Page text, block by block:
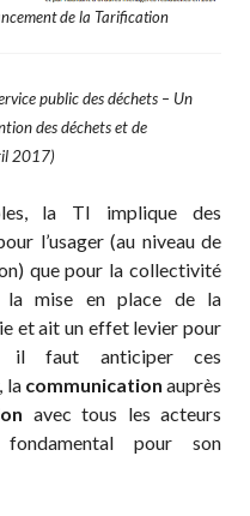
de la Tarification
public des déchets – Un
des déchets et de
2017)
la TI implique des
l’usager (au niveau de
que pour la collectivité
la mise en place de la
et ait un effet levier pour
il faut anticiper ces
la communicationauprès
avec tous les acteurs
pour son